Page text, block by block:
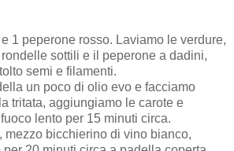
1 peperone rosso. Laviamo le verdure,
sottili e il peperone a dadini,
semi e filamenti.
un poco di olio evo e facciamo
tritata, aggiungiamo le carote e
lento per 15 minuti circa.
mezzo bicchierino di vino bianco,